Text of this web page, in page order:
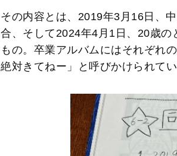
その内容とは、2019年3月16日、
合、そして2024年4月1日、20歳
もの。卒業アルバムにはそれぞれ
絶対きてねー」と呼びかけられてい